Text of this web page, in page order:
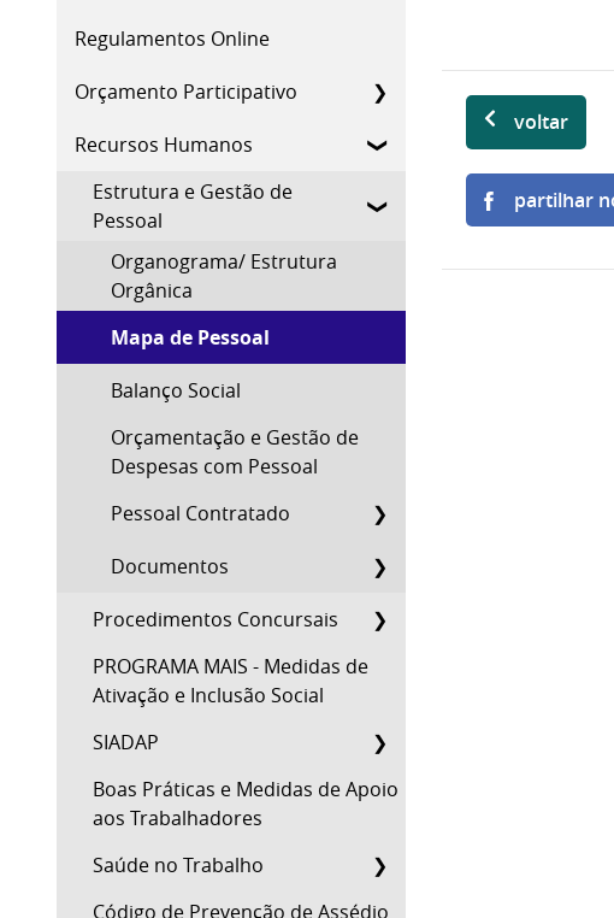
Regulamentos Online
Orçamento Participativo
Recursos Humanos
Estrutura e Gestão de
Pessoal
Organograma/ Estrutura
Orgânica
Mapa de Pessoal
Balanço Social
Orçamentação e Gestão de
Despesas com Pessoal
Pessoal Contratado
Documentos
Procedimentos Concursais
PROGRAMA MAIS - Medidas de
Ativação e Inclusão Social
SIADAP
Boas Práticas e Medidas de Apoio
aos Trabalhadores
Saúde no Trabalho
Código de Prevenção de Assédio
voltar
partilhar